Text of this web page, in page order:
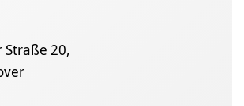
20,